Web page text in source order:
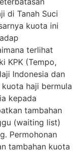
di Tanah Suci
kuota ini
terlihat
KPK (Tempo,
Indonesia dan
haji bermula
kepada
tambahan
(waiting list)
Permohonan
tambahan kuota